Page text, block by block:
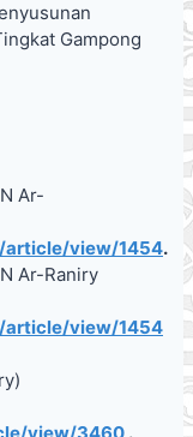
Gampong
Ar-
article/view/1454.
Ar-Raniry
article/view/1454